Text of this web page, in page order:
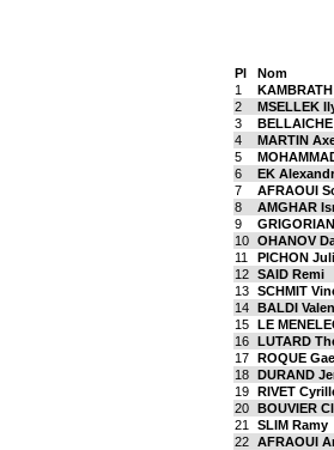
Pl Nom
1
2
MSELLEK
3
4
MARTIN
5
6
EK
7
AFRAOUI
8
AMGHAR
9
10 OHANOV
11
PICHON
12 SAID Remi
13 SCHMIT
14 BALDI
15 LE
16 LUTARD
17 ROQUE
18 DURAND
19 RIVET
20 BOUVIER
21
SLIM Ramy
22 AFRAOUI